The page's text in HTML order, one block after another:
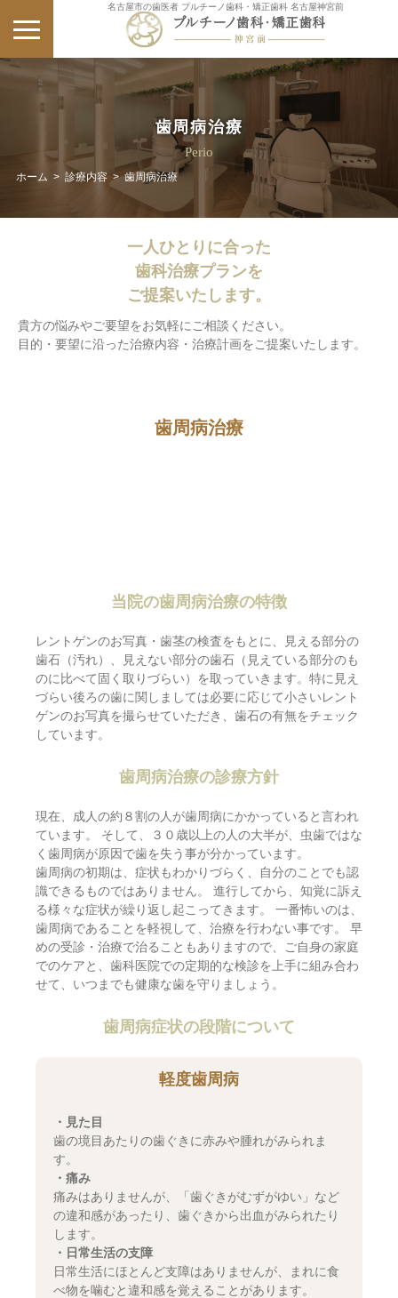
名古屋市の歯医者 プルチーノ歯科・矯正歯科 名古屋神宮前
歯周病治療
Perio
ホーム > 診療内容 > 歯周病治療
一人ひとりに合った
歯科治療プランを
ご提案いたします。
貴方の悩みやご要望をお気軽にご相談ください。
目的・要望に沿った治療内容・治療計画をご提案いたします。
歯周病治療
当院の歯周病治療の特徴
レントゲンのお写真・歯茎の検査をもとに、見える部分の
歯石（汚れ）、見えない部分の歯石（見えている部分のも
のに比べて固く取りづらい）を取っていきます。特に見え
づらい後ろの歯に関しましては必要に応じて小さいレント
ゲンのお写真を撮らせていただき、歯石の有無をチェック
しています。
歯周病治療の診療方針
現在、成人の約８割の人が歯周病にかかっていると言われ
ています。 そして、３０歳以上の人の大半が、虫歯ではな
く歯周病が原因で歯を失う事が分かっています。
歯周病の初期は、症状もわかりづらく、自分のことでも認
識できるものではありません。 進行してから、知覚に訴え
る様々な症状が繰り返し起こってきます。 一番怖いのは、
歯周病であることを軽視して、治療を行わない事です。 早
めの受診・治療で治ることもありますので、ご自身の家庭
でのケアと、歯科医院での定期的な検診を上手に組み合わ
せて、いつまでも健康な歯を守りましょう。
歯周病症状の段階について
軽度歯周病
・見た目
歯の境目あたりの歯ぐきに赤みや腫れがみられま
す。
・痛み
痛みはありませんが、「歯ぐきがむずがゆい」など
の違和感があったり、歯ぐきから出血がみられたり
します。
・日常生活の支障
日常生活にほとんど支障はありませんが、まれに食
べ物を噛むと違和感を覚えることがあります。